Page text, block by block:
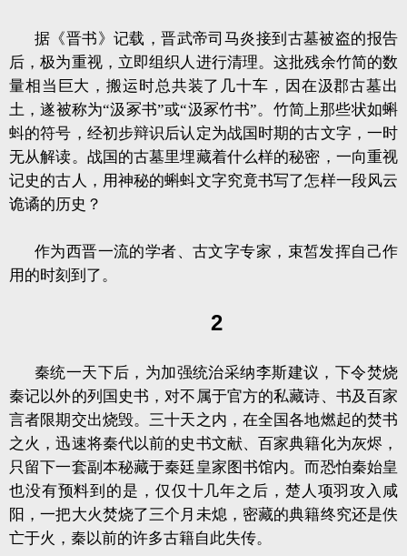
据《晋书》记载，晋武帝司马炎接到古墓被盗的报告
后，极为重视，立即组织人进行清理。这批残余竹简的数
量相当巨大，搬运时总共装了几十车，因在汲郡古墓出
土，遂被称为“汲冢书”或“汲冢竹书”。竹简上那些状如蝌
蚪的符号，经初步辩识后认定为战国时期的古文字，一时
无从解读。战国的古墓里埋藏着什么样的秘密，一向重视
记史的古人，用神秘的蝌蚪文字究竟书写了怎样一段风云
诡谲的历史？
作为西晋一流的学者、古文字专家，束皙发挥自己作
用的时刻到了。
2
秦统一天下后，为加强统治采纳李斯建议，下令焚烧
秦记以外的列国史书，对不属于官方的私藏诗、书及百家
言者限期交出烧毁。三十天之内，在全国各地燃起的焚书
之火，迅速将秦代以前的史书文献、百家典籍化为灰烬，
只留下一套副本秘藏于秦廷皇家图书馆内。而恐怕秦始皇
也没有预料到的是，仅仅十几年之后，楚人项羽攻入咸
阳，一把大火焚烧了三个月未熄，密藏的典籍终究还是佚
亡于火，秦以前的许多古籍自此失传。